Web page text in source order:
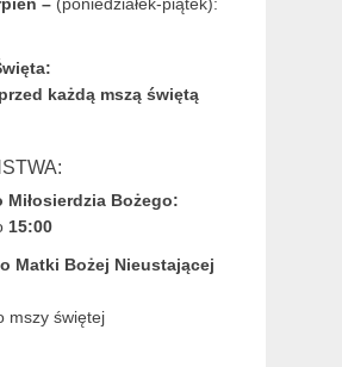
każdą mszą świętą
Miłosierdzia Bożego:
15:00
Matki Bożej Nieustającej
mszy świętej